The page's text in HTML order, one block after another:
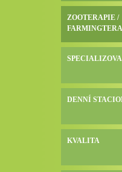
ZOOTERAPIE /
DENNÍ
KVALITA